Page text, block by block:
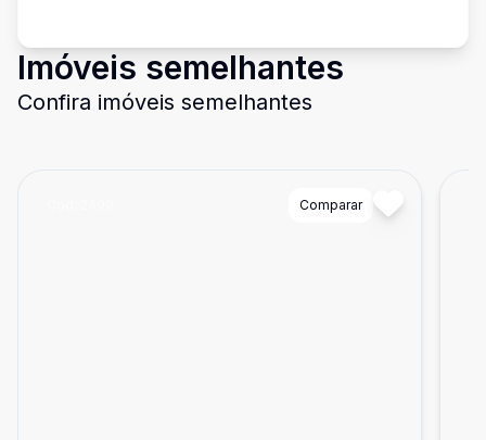
Imóveis semelhantes
Confira imóveis semelhantes
Comparar